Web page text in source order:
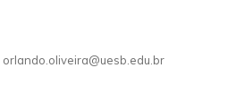
orlando.oliveira@uesb.edu.br